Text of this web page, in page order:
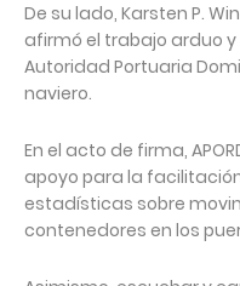
De su lado, Karsten P.
afirmó el trabajo arduo
Autoridad Portuaria
naviero.
En el acto de firma,
apoyo para la
estadísticas sobre
contenedores en los